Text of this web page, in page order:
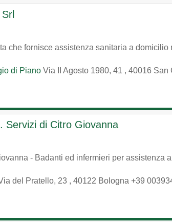
che fornisce assistenza sanitaria a domicilio
di Piano Via II Agosto 1980, 41 , 40016 San
Servizi di Citro Giovanna
- Badanti ed infermieri per assistenza
del Pratello, 23 , 40122 Bologna +39